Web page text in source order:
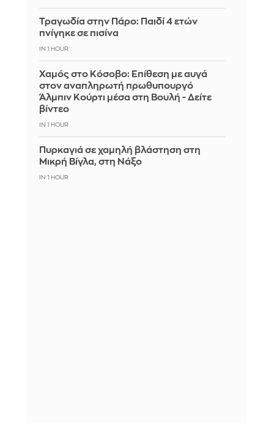
Τραγωδία στην Πάρο: Παιδί 4 ετών
πνίγηκε σε πισίνα
IN 1 HOUR
Χαμός στο Κόσοβο: Επίθεση με αυγά
στον αναπληρωτή πρωθυπουργό
Άλμπιν Κούρτι μέσα στη Βουλή - Δείτε
βίντεο
IN 1 HOUR
Πυρκαγιά σε χαμηλή βλάστηση στη
Μικρή Βίγλα, στη Νάξο
IN 1 HOUR